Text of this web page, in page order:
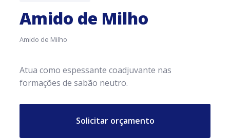
Amido de Milho
Amido de Milho
Atua como espessante coadjuvante nas
formações de sabão neutro.
Solicitar orçamento